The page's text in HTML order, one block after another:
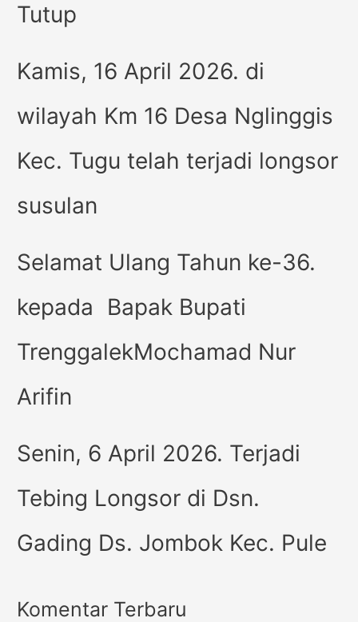
Tutup
Kamis, 16 April 2026. di
wilayah Km 16 Desa Nglinggis
Kec. Tugu telah terjadi longsor
susulan
Selamat Ulang Tahun ke-36.
kepada Bapak Bupati
TrenggalekMochamad Nur
Arifin
Senin, 6 April 2026. Terjadi
Tebing Longsor di Dsn.
Gading Ds. Jombok Kec. Pule
Komentar Terbaru